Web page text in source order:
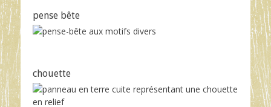
pense bête
chouette